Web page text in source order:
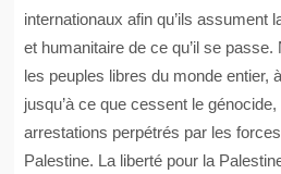
internationaux afin qu’ils assument
et humanitaire de ce qu’il se
les peuples libres du monde entier,
jusqu’à ce que cessent le
arrestations perpétrés par les
Palestine. La liberté pour la